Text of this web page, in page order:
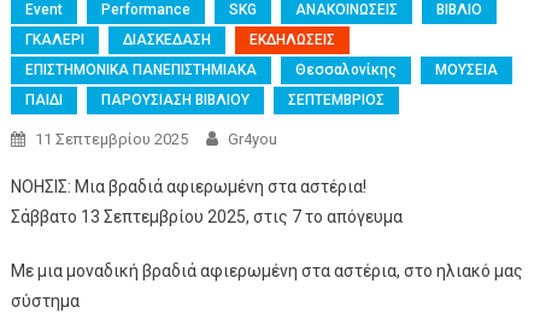
Event Performance SKG ΑΝΑΚΟΙΝΩΣΕΙΣ
ΒΙΒΛΙΟ
ΓΚΑΛΕΡΙ
ΔΙΑΣΚΕΔΑΣΗ
ΕΚΔΗΛΩΣΕΙΣ
ΕΠΙΣΤΗΜΟΝΙΚΑ ΠΑΝΕΠΙΣΤΗΜΙΑΚΑ
Θεσσαλονίκης
ΜΟΥΣΕΙΑ
ΠΑΙΔΙ
ΠΑΡΟΥΣΙΑΣΗ ΒΙΒΛΙΟΥ ΣΕΠΤΕΜΒΡΙΟΣ
11 Σεπτεμβρίου 2025 Gr4you
ΝΟΗΣΙΣ: Μια βραδιά αφιερωμένη στα αστέρια!
Σάββατο 13 Σεπτεμβρίου 2025, στις 7 το απόγευμα
Με μια μοναδική βραδιά αφιερωμένη στα αστέρια, στο ηλιακό μας
σύστημα